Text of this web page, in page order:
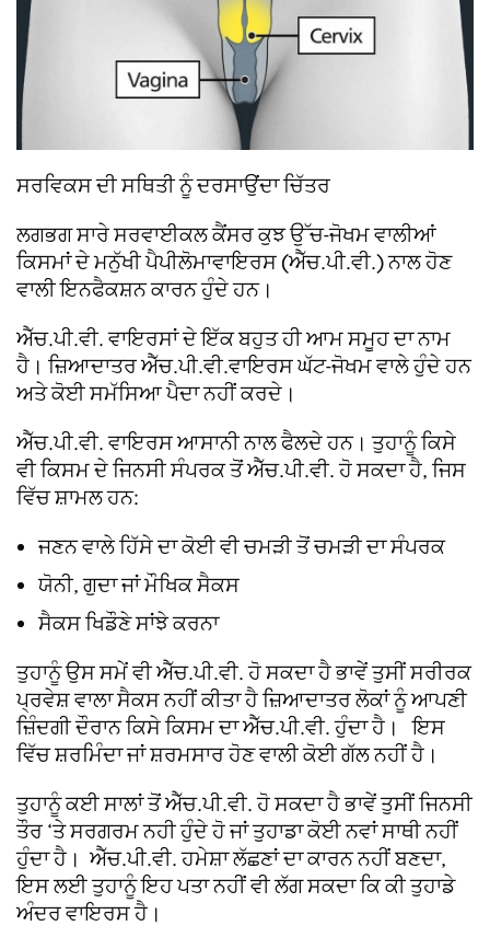
ਸਰਵਿਕਸ ਦੀ ਸਥਿਤੀ ਨੂੰ ਦਰਸਾਉਂਦਾ ਚਿੱਤਰ
ਲਗਭਗ ਸਾਰੇ ਸਰਵਾਈਕਲ ਕੈਂਸਰ ਕੁਝ ਉੱਚ-ਜੋਖਮ ਵਾਲੀਆਂ
ਕਿਸਮਾਂ ਦੇ ਮਨੁੱਖੀ ਪੈਪੀਲੋਮਾਵਾਇਰਸ (ਐੱਚ.ਪੀ.ਵੀ.) ਨਾਲ ਹੋਣ
ਵਾਲੀ ਇਨਫੈਕਸ਼ਨ ਕਾਰਨ ਹੁੰਦੇ ਹਨ।
ਐੱਚ.ਪੀ.ਵੀ. ਵਾਇਰਸਾਂ ਦੇ ਇੱਕ ਬਹੁਤ ਹੀ ਆਮ ਸਮੂਹ ਦਾ ਨਾਮ
ਹੈ। ਜ਼ਿਆਦਾਤਰ ਐੱਚ.ਪੀ.ਵੀ.ਵਾਇਰਸ ਘੱਟ-ਜੋਖਮ ਵਾਲੇ ਹੁੰਦੇ ਹਨ
ਅਤੇ ਕੋਈ ਸਮੱਸਿਆ ਪੈਦਾ ਨਹੀਂ ਕਰਦੇ।
ਐੱਚ.ਪੀ.ਵੀ. ਵਾਇਰਸ ਆਸਾਨੀ ਨਾਲ ਫੈਲਦੇ ਹਨ। ਤੁਹਾਨੂੰ ਕਿਸੇ
ਵੀ ਕਿਸਮ ਦੇ ਜਿਨਸੀ ਸੰਪਰਕ ਤੋਂ ਐੱਚ.ਪੀ.ਵੀ. ਹੋ ਸਕਦਾ ਹੈ, ਜਿਸ
ਵਿੱਚ ਸ਼ਾਮਲ ਹਨ:
ਜਣਨ ਵਾਲੇ ਹਿੱਸੇ ਦਾ ਕੋਈ ਵੀ ਚਮੜੀ ਤੋਂ ਚਮੜੀ ਦਾ ਸੰਪਰਕ
ਯੋਨੀ, ਗੁਦਾ ਜਾਂ ਮੌਖਿਕ ਸੈਕਸ
ਸੈਕਸ ਖਿਡੌਣੇ ਸਾਂਝੇ ਕਰਨਾ
ਤੁਹਾਨੂੰ ਉਸ ਸਮੇਂ ਵੀ ਐੱਚ.ਪੀ.ਵੀ. ਹੋ ਸਕਦਾ ਹੈ ਭਾਵੇਂ ਤੁਸੀਂ ਸਰੀਰਕ
ਪ੍ਰਵੇਸ਼ ਵਾਲਾ ਸੈਕਸ ਨਹੀਂ ਕੀਤਾ ਹੈ ਜ਼ਿਆਦਾਤਰ ਲੋਕਾਂ ਨੂੰ ਆਪਣੀ
ਜ਼ਿੰਦਗੀ ਦੌਰਾਨ ਕਿਸੇ ਕਿਸਮ ਦਾ ਐੱਚ.ਪੀ.ਵੀ. ਹੁੰਦਾ ਹੈ। ਇਸ
ਵਿੱਚ ਸ਼ਰਮਿੰਦਾ ਜਾਂ ਸ਼ਰਮਸਾਰ ਹੋਣ ਵਾਲੀ ਕੋਈ ਗੱਲ ਨਹੀਂ ਹੈ।
ਤੁਹਾਨੂੰ ਕਈ ਸਾਲਾਂ ਤੋਂ ਐੱਚ.ਪੀ.ਵੀ. ਹੋ ਸਕਦਾ ਹੈ ਭਾਵੇਂ ਤੁਸੀਂ ਜਿਨਸੀ
ਤੌਰ ‘ਤੇ ਸਰਗਰਮ ਨਹੀ ਹੁੰਦੇ ਹੋ ਜਾਂ ਤੁਹਾਡਾ ਕੋਈ ਨਵਾਂ ਸਾਥੀ ਨਹੀਂ
ਹੁੰਦਾ ਹੈ। ਐੱਚ.ਪੀ.ਵੀ. ਹਮੇਸ਼ਾ ਲੱਛਣਾਂ ਦਾ ਕਾਰਨ ਨਹੀਂ ਬਣਦਾ,
ਇਸ ਲਈ ਤੁਹਾਨੂੰ ਇਹ ਪਤਾ ਨਹੀਂ ਵੀ ਲੱਗ ਸਕਦਾ ਕਿ ਕੀ ਤੁਹਾਡੇ
ਅੰਦਰ ਵਾਇਰਸ ਹੈ।